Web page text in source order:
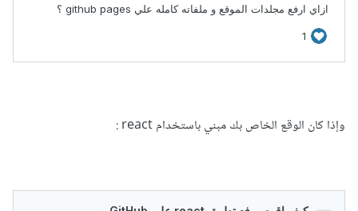
وإذا كان الوقع الخاص بك مبني باستخدام react